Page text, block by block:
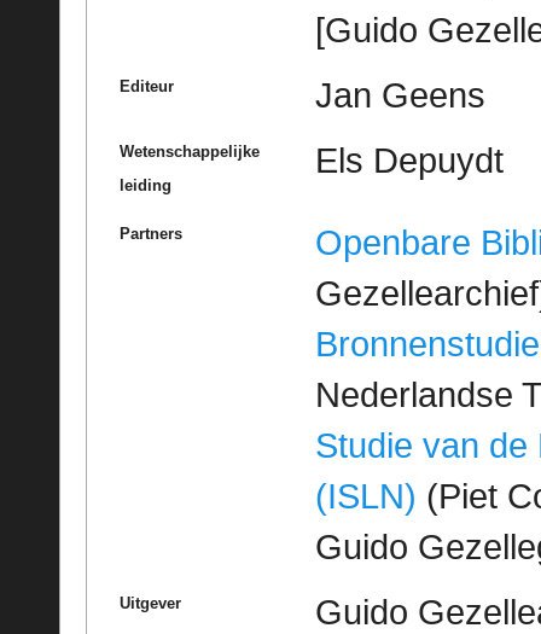
[Guido
Editeur Jan Geens
Wetenschappelijke
leiding
Els Depuydt
Partners
Openbare
Bronnenstudie
Nederlandse
Studie van de
(ISLN) (Piet
Guido
Uitgever Guido